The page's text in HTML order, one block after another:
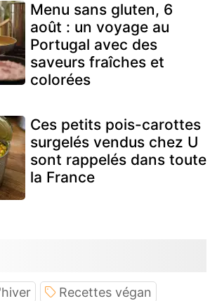
Menu sans gluten, 6
août : un voyage au
Portugal avec des
saveurs fraîches et
colorées
Ces petits pois-carottes
surgelés vendus chez U
sont rappelés dans toute
la France
Recettes végan